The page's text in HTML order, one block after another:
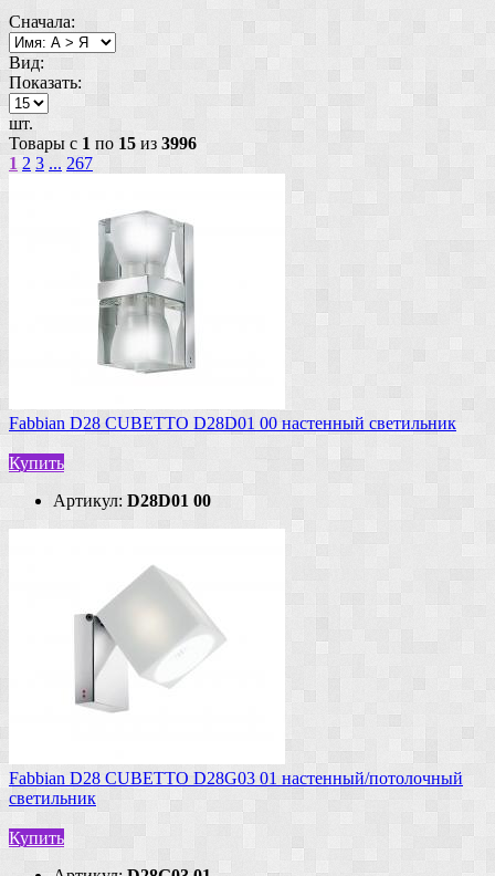
Сначала:
Вид:
Показать:
шт.
Товары с 1 по 15 из 3996
1 2 3 ... 267
Fabbian D28 CUBETTO D28D01 00 настенный светильник
Купить
Артикул: D28D01 00
Fabbian D28 CUBETTO D28G03 01 настенный/потолочный
светильник
Купить